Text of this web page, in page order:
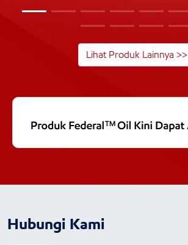
Lihat Produk Lainnya >>
Hubungi Kami